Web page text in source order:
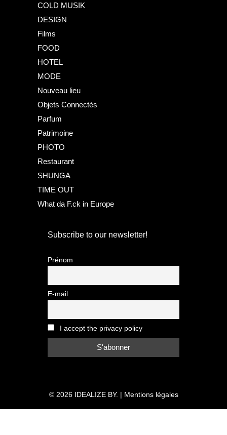
COLD MUSIK
DESIGN
Films
FOOD
HOTEL
MODE
Nouveau lieu
Objets Connectés
Parfum
Patrimoine
PHOTO
Restaurant
SHUNGA
TIME OUT
What da F.ck in Europe
Subscribe to our newsletter!
Prénom
E-mail
I accept the privacy policy
© 2026 IDEALIZE BY. | Mentions légales